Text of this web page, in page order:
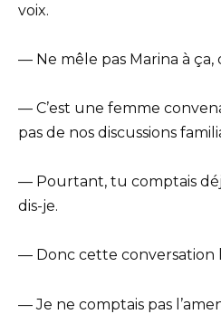
voix.
— Ne mêle pas Marina à ça,
— C’est une femme
pas de nos discussions
— Pourtant, tu comptais
dis-je.
— Donc cette conversation
— Je ne comptais pas